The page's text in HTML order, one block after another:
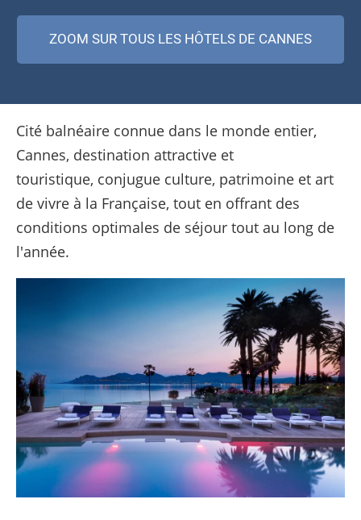
ZOOM SUR TOUS LES HÔTELS DE CANNES
Cité balnéaire connue dans le monde entier,
Cannes, destination attractive et
touristique, conjugue culture, patrimoine et art
de vivre à la Française, tout en offrant des
conditions optimales de séjour tout au long de
l'année.